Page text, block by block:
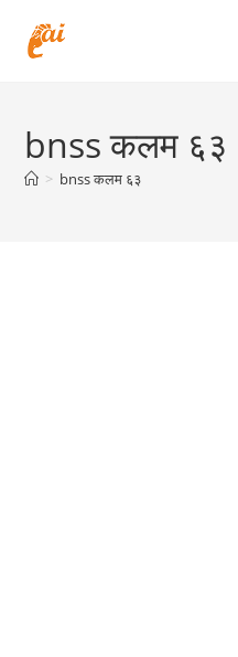
bnss कलम ६३
> bnss कलम ६३